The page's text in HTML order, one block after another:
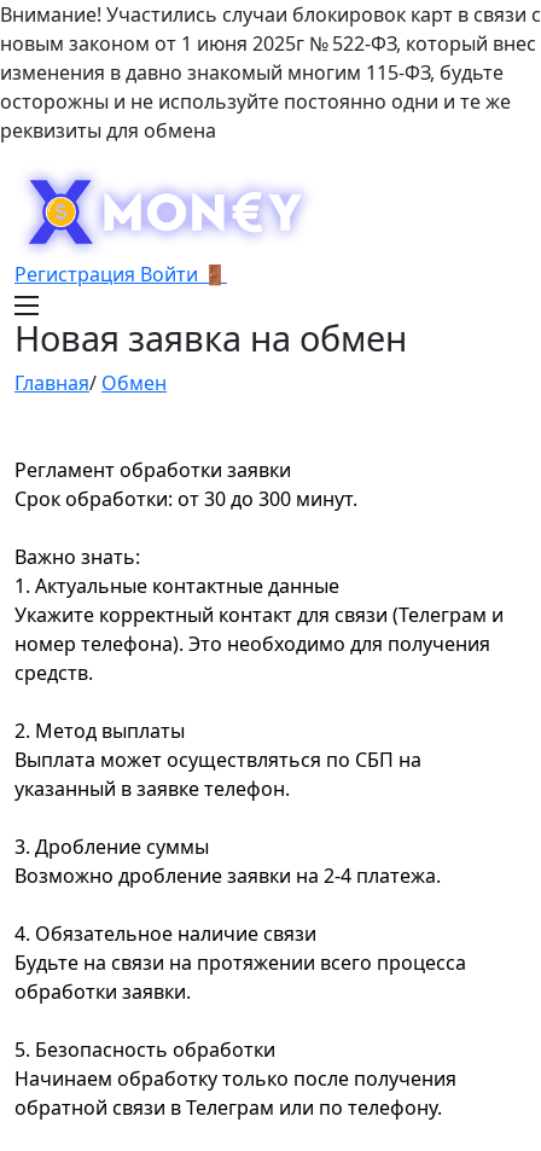
Внимание! Участились случаи блокировок карт в связи с
новым законом от 1 июня 2025г № 522-ФЗ, который внес
изменения в давно знакомый многим 115-ФЗ, будьте
осторожны и не используйте постоянно одни и те же
реквизиты для обмена
Регистрация Войти 🚪
Новая заявка на обмен
Главная/ Обмен
Регламент обработки заявки
Срок обработки: от 30 до 300 минут.
Важно знать:
1. Актуальные контактные данные
Укажите корректный контакт для связи (Телеграм и
номер телефона). Это необходимо для получения
средств.
2. Метод выплаты
Выплата может осуществляться по СБП на
указанный в заявке телефон.
3. Дробление суммы
Возможно дробление заявки на 2-4 платежа.
4. Обязательное наличие связи
Будьте на связи на протяжении всего процесса
обработки заявки.
5. Безопасность обработки
Начинаем обработку только после получения
обратной связи в Телеграм или по телефону.